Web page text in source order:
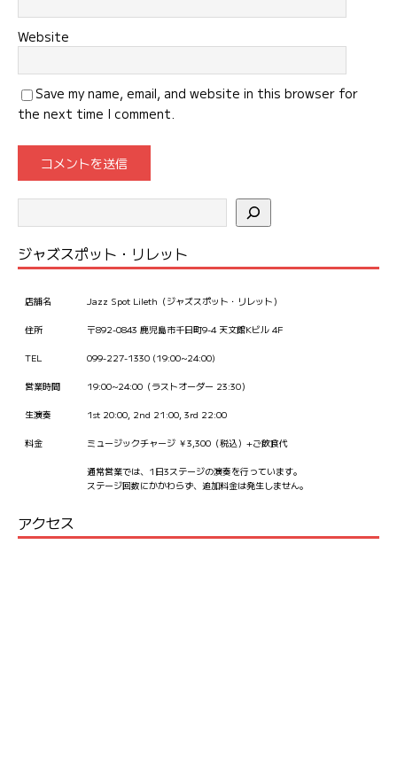
Website
Save my name, email, and website in this browser for
the next time I comment.
ジャズスポット・リレット
店舗名 Jazz Spot Lileth（ジャズスポット・リレット）
住所 〒892-0843 鹿児島市千日町9-4 天文館Kビル 4F
TEL 099-227-1330 (19:00~24:00)
営業時間 19:00~24:00（ラストオーダー 23:30）
生演奏 1st 20:00, 2nd 21:00, 3rd 22:00
料金 ミュージックチャージ ￥3,300（税込）+ご飲食代
通常営業では、1日3ステージの演奏を行っています。
ステージ回数にかかわらず、追加料金は発生しません。
アクセス